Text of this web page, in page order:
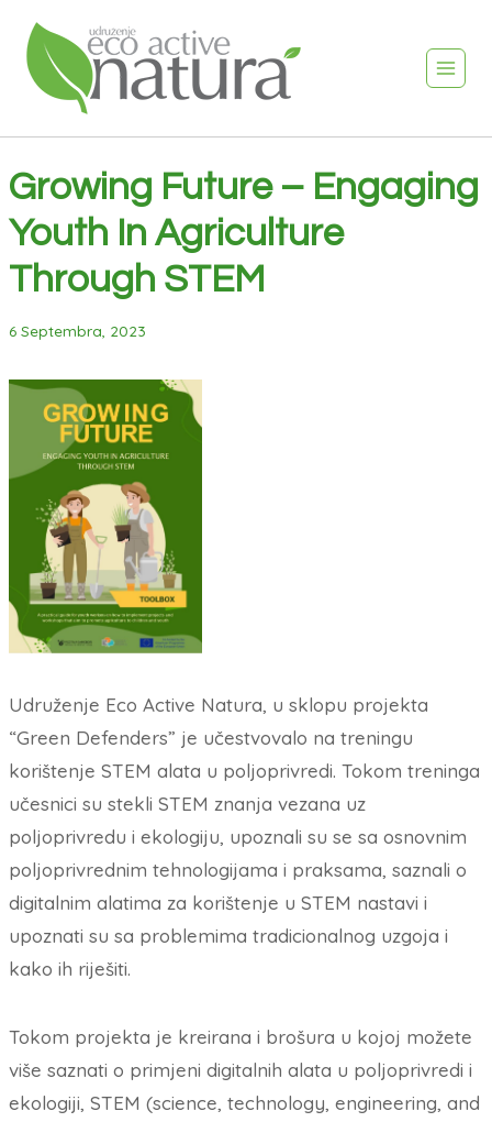
Growing Future – Engaging
Youth In Agriculture
Through STEM
6 Septembra, 2023
Udruženje Eco Active Natura, u sklopu projekta
“Green Defenders” je učestvovalo na treningu
korištenje STEM alata u poljoprivredi. Tokom treninga
učesnici su stekli STEM znanja vezana uz
poljoprivredu i ekologiju, upoznali su se sa osnovnim
poljoprivrednim tehnologijama i praksama, saznali o
digitalnim alatima za korištenje u STEM nastavi i
upoznati su sa problemima tradicionalnog uzgoja i
kako ih riješiti.
Tokom projekta je kreirana i brošura u kojoj možete
više saznati o primjeni digitalnih alata u poljoprivredi i
ekologiji, STEM (science, technology, engineering, and